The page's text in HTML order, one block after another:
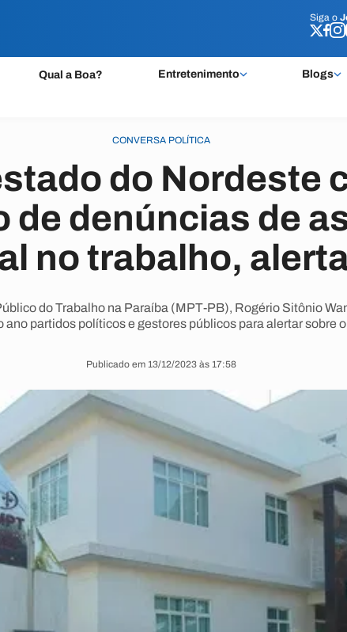
Siga o
Qual a Boa? Entretenimento Blogs
Siga o
CONVERSA POLÍTICA
do Nordeste
de denúncias de
no trabalho,
do Trabalho na Paraíba (MPT-PB), Rogério Sitônio
ano partidos políticos e gestores públicos para alertar sobre
Publicado em 13/12/2023 às 17:58